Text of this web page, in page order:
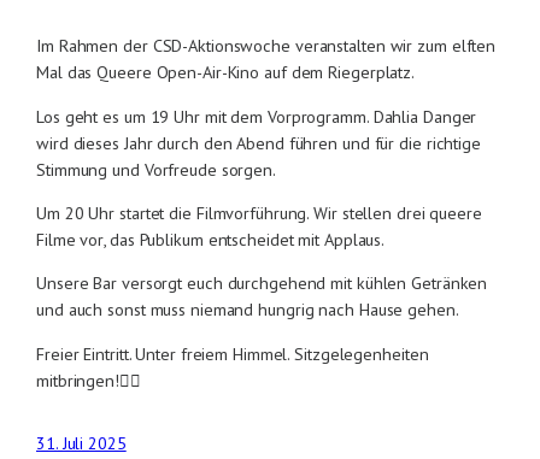
Im Rahmen der CSD-Aktionswoche veranstalten wir zum elften
Mal das Queere Open-Air-Kino auf dem Riegerplatz.
Los geht es um 19 Uhr mit dem Vorprogramm. Dahlia Danger
wird dieses Jahr durch den Abend führen und für die richtige
Stimmung und Vorfreude sorgen.
Um 20 Uhr startet die Filmvorführung. Wir stellen drei queere
Filme vor, das Publikum entscheidet mit Applaus.
Unsere Bar versorgt euch durchgehend mit kühlen Getränken
und auch sonst muss niemand hungrig nach Hause gehen.
Freier Eintritt. Unter freiem Himmel. Sitzgelegenheiten
mitbringen!🏳️‍🌈
31. Juli 2025